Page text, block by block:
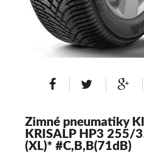
Disky
Hliníkové / ALU disky / Elektróny
Puklice na kolesá Kontakt
Zimné pneumatiky
KRISALP HP3 255/
(XL)* #C,B,B(71dB)